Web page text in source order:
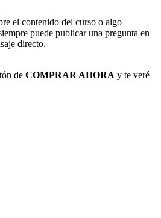
el contenido del curso o algo
puede publicar una pregunta en
directo.
de COMPRAR AHORA y te veré